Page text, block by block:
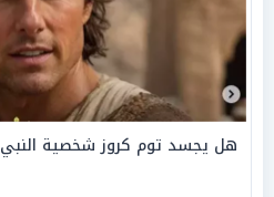
هل يجسد توم كروز شخصية النبي